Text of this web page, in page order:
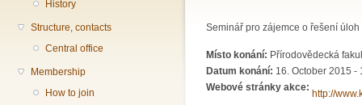
History
Structure, contacts
Central office
Membership
How to join
Seminář pro zájemce o řešení
Místo konání: Přírodovědecká
Datum konání: 16. October 2015 -
Webové stránky akce:
http://